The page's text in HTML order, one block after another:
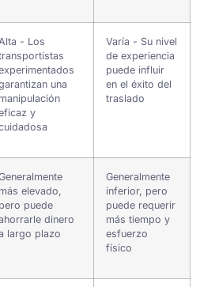
- Los
una
manipulación
y
Varía - Su nivel
de experiencia
puede influir
en el éxito del
traslado
más elevado,
pero puede
dinero
largo plazo
Generalmente
inferior, pero
puede requerir
más tiempo y
esfuerzo
físico